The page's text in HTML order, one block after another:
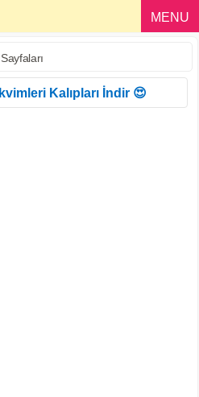
MENU
Kalıpları İndir 😍